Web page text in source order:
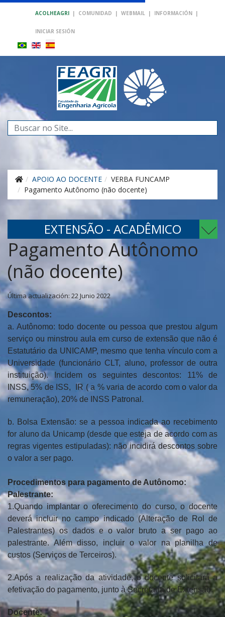
ACOLHEAGRI | COMUNIDAD | WEBMAIL | INFORMACIÓN |
INICIAR SESIÓN
Buscar...
APOIO AO DOCENTE
VERBA FUNCAMP
Pagamento Autônomo (não docente)
EXTENSÃO - ACADÊMICO
Pagamento Autônomo
(não docente)
Última actualización: 22 Junio 2022
Descontos:
a. Autônomo: todo docente ou pessoa que prestou algum
serviço ou minstrou aula em curso de extensão que não é
Estatutário da UNICAMP, mesmo que tenha vínculo com a
Universidade (funcionário CLT, aluno, professor de outra
instituição). Incidem os seguintes descontos: 11% de
INSS, 5% de ISS, IR ( a % varia de acordo com o valor da
remuneração), 20% de INSS Patronal.
b. Bolsa Extensão: se a pessoa indicada ao recebimento
for aluno da Unicamp (desde que esteja de acordo com as
regras vigentes estipuladas): não incidirá descontos sobre
o valor a ser pago.
Procedimentos para pagamento de Autônomo:
Palestrante:
1.Quando implantar o oferecimento do curso, o docente
deverá incluir no campo indicado (Alteração de Rol de
Palestrantes) os dados e o valor bruto a ser pago ao
palestrante. Além disso, incluir o valor na planilha de
custos (Serviços de Terceiros).
2.Após a realização da atividade, o docente solicitará a
efetivação do pagamento, junto à Secretaria de Extensão.
Docente: